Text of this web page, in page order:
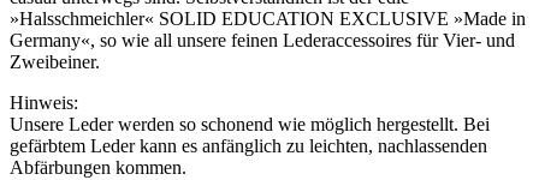
»Halsschmeichler« SOLID EDUCATION EXCLUSIVE »Made in
Germany«, so wie all unsere feinen Lederaccessoires für Vier- und
Zweibeiner.
Hinweis:
Unsere Leder werden so schonend wie möglich hergestellt. Bei
gefärbtem Leder kann es anfänglich zu leichten, nachlassenden
Abfärbungen kommen.